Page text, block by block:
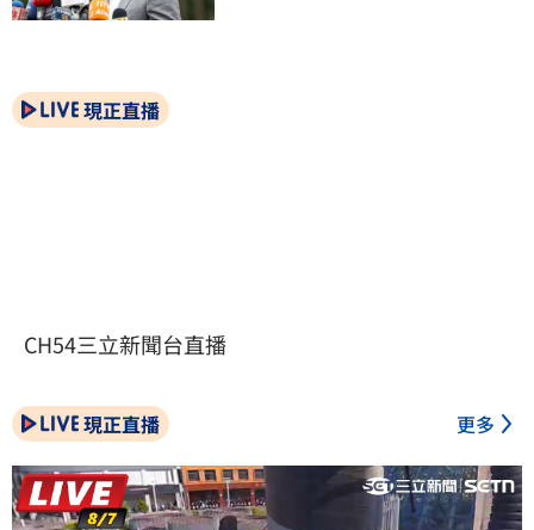
現正直播
CH54三立新聞台直播
現正直播 更多